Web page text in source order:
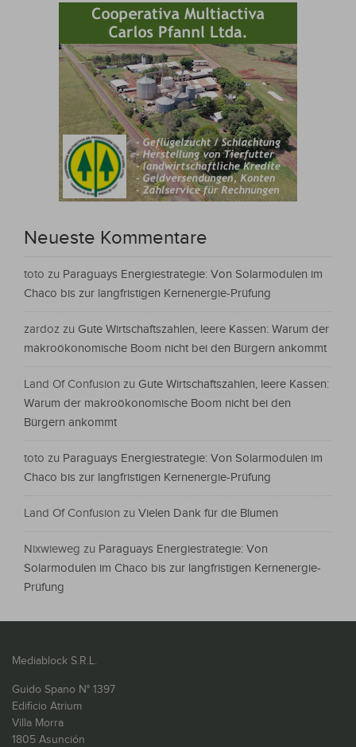
Neueste Kommentare
toto zu Paraguays Energiestrategie: Von Solarmodulen im
Chaco bis zur langfristigen Kernenergie-Prüfung
zardoz zu Gute Wirtschaftszahlen, leere Kassen: Warum der
makroökonomische Boom nicht bei den Bürgern ankommt
Land Of Confusion zu Gute Wirtschaftszahlen, leere Kassen:
Warum der makroökonomische Boom nicht bei den
Bürgern ankommt
toto zu Paraguays Energiestrategie: Von Solarmodulen im
Chaco bis zur langfristigen Kernenergie-Prüfung
Land Of Confusion zu Vielen Dank für die Blumen
Nixwieweg zu Paraguays Energiestrategie: Von
Solarmodulen im Chaco bis zur langfristigen Kernenergie-
Prüfung
Mediablock S.R.L.
Guido Spano N° 1397
Edificio Atrium
Villa Morra
1805 Asunción